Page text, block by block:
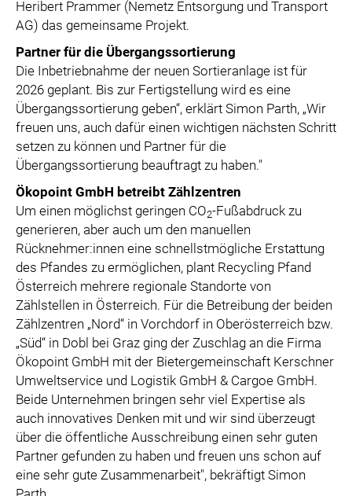
Heribert Prammer (Nemetz Entsorgung und Transport
AG) das gemeinsame Projekt.
Partner für die Übergangssortierung
Die Inbetriebnahme der neuen Sortieranlage ist für
2026 geplant. Bis zur Fertigstellung wird es eine
Übergangssortierung geben“, erklärt Simon Parth, „Wir
freuen uns, auch dafür einen wichtigen nächsten Schritt
setzen zu können und Partner für die
Übergangssortierung beauftragt zu haben."
Ökopoint GmbH betreibt Zählzentren
Um einen möglichst geringen CO2-Fußabdruck zu
generieren, aber auch um den manuellen
Rücknehmer:innen eine schnellstmögliche Erstattung
des Pfandes zu ermöglichen, plant Recycling Pfand
Österreich mehrere regionale Standorte von
Zählstellen in Österreich. Für die Betreibung der beiden
Zählzentren „Nord“ in Vorchdorf in Oberösterreich bzw.
„Süd“ in Dobl bei Graz ging der Zuschlag an die Firma
Ökopoint GmbH mit der Bietergemeinschaft Kerschner
Umweltservice und Logistik GmbH & Cargoe GmbH.
Beide Unternehmen bringen sehr viel Expertise als
auch innovatives Denken mit und wir sind überzeugt
über die öffentliche Ausschreibung einen sehr guten
Partner gefunden zu haben und freuen uns schon auf
eine sehr gute Zusammenarbeit", bekräftigt Simon